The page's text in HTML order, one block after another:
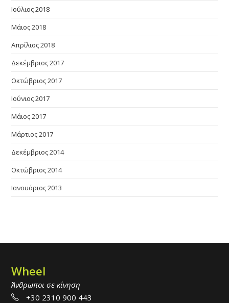
Ιούλιος 2018
Μάιος 2018
Απρίλιος 2018
Δεκέμβριος 2017
Οκτώβριος 2017
Ιούνιος 2017
Μάιος 2017
Μάρτιος 2017
Δεκέμβριος 2014
Οκτώβριος 2014
Ιανουάριος 2013
Wheel
Άνθρωποι σε κίνηση
+30 2310 900 443